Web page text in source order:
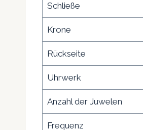
Schließe
Krone
Rückseite
Uhrwerk
Anzahl der Juwelen
Frequenz